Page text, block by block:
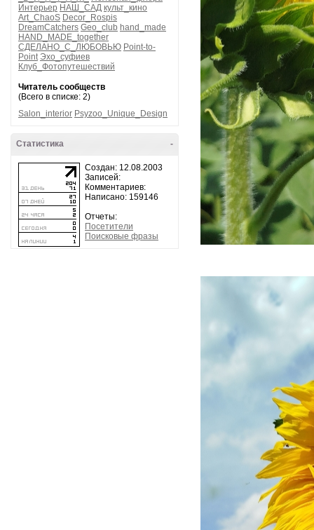
Интерьер НАШ_САД культ_кино
Art_ChaoS Decor_Rospis
DreamCatchers Geo_club hand_made
HAND_MADE_together
СДЕЛАНО_С_ЛЮБОВЬЮ Point-to-
Point Эхо_суфиев
Клуб_Фотопутешествий
Читатель сообществ
(Всего в списке: 2)
Salon_interior Psyzoo_Unique_Design
-
Статистика
Создан: 12.08.2003
Записей:
Комментариев:
Написано: 159146
Отчеты:
Посетители
Поисковые фразы